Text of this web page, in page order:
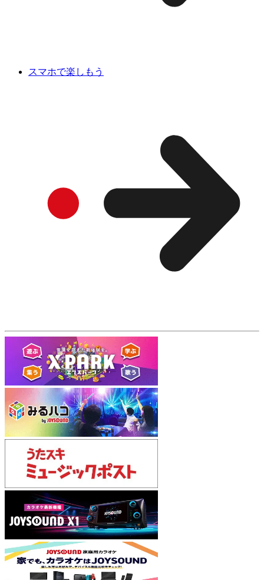
スマホで楽しもう